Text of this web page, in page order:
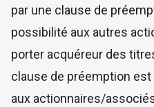
par une clause de
possibilité aux autres
porter acquéreur des
clause de préemption
aux actionnaires/